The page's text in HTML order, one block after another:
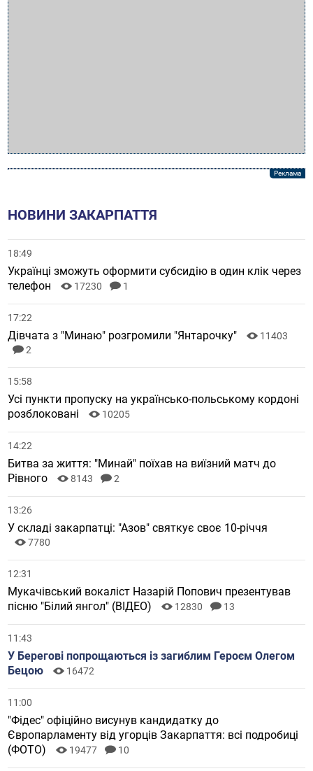
НОВИНИ ЗАКАРПАТТЯ
18:49
Українці зможуть оформити субсидію в один клік через
телефон
17230 1
17:22
Дівчата з "Минаю" розгромили "Янтарочку"
11403
2
15:58
Усі пункти пропуску на українсько-польському кордоні
розблоковані
10205
14:22
Битва за життя: "Минай" поїхав на виїзний матч до
Рівного
8143 2
13:26
У складі закарпатці: "Азов" святкує своє 10-річчя
7780
12:31
Мукачівський вокаліст Назарій Попович презентував
пісню "Білий янгол" (ВІДЕО)
12830 13
11:43
У Берегові попрощаються із загиблим Героєм Олегом
Бецою
16472
11:00
"Фідес" офіційно висунув кандидатку до
Європарламенту від угорців Закарпаття: всі подробиці
(ФОТО)
19477 10